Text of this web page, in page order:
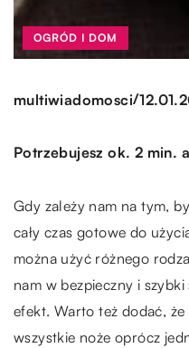
OGRÓD I DOM
multiwiadomosci/
Potrzebujesz ok. 2 min.
Gdy zależy nam na tym,
cały czas gotowe do
można użyć różnego
nam w bezpieczny i
efekt. Warto też dodać,
wszystkie noże oprócz